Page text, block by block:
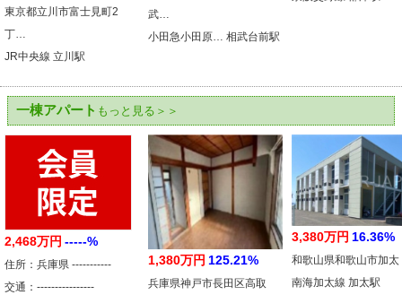
東京都立川市富士見町2
丁…
JR中央線 立川駅
武…
小田急小田原… 相武台前駅
一棟アパート もっと見る＞＞
2,468万円 -----%
住所：兵庫県 -----------
交通：----------------
1,380万円 125.21%
兵庫県神戸市長田区高取
3,380万円 16.36%
和歌山県和歌山市加太
南海加太線 加太駅